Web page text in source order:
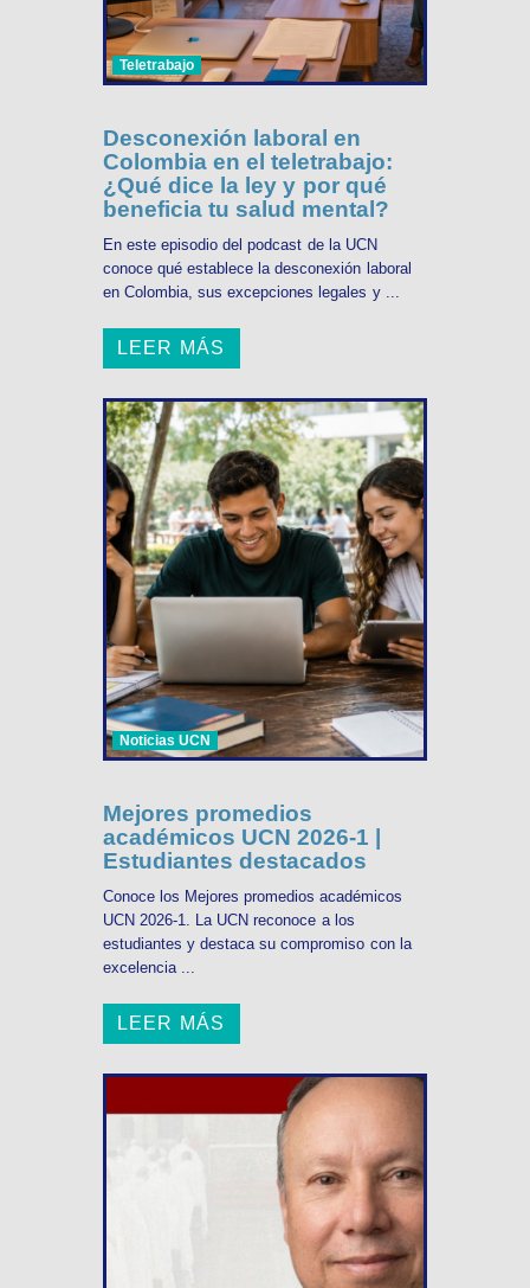
Teletrabajo
Desconexión laboral en
Colombia en el teletrabajo:
¿Qué dice la ley y por qué
beneficia tu salud mental?
En este episodio del podcast de la UCN
conoce qué establece la desconexión laboral
en Colombia, sus excepciones legales y ...
LEER MÁS
Noticias UCN
Mejores promedios
académicos UCN 2026-1 |
Estudiantes destacados
Conoce los Mejores promedios académicos
UCN 2026-1. La UCN reconoce a los
estudiantes y destaca su compromiso con la
excelencia ...
LEER MÁS